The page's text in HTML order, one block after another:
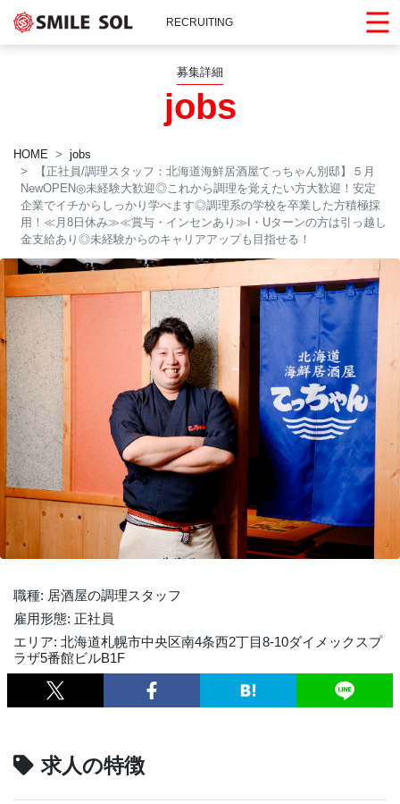
RECRUITING
募集詳細
jobs
HOME
jobs
【正社員/調理スタッフ：北海道海鮮居酒屋てっちゃん別邸】５月
NewOPEN◎未経験大歓迎◎これから調理を覚えたい方大歓迎！安定
企業でイチからしっかり学べます◎調理系の学校を卒業した方積極採
用！≪月8日休み≫≪賞与・インセンあり≫I・Uターンの方は引っ越し
金支給あり◎未経験からのキャリアアップも目指せる！
職種: 居酒屋の調理スタッフ
雇用形態: 正社員
エリア: 北海道札幌市中央区南4条西2丁目8-10ダイメックスプ
ラザ5番館ビルB1F
求人の特徴